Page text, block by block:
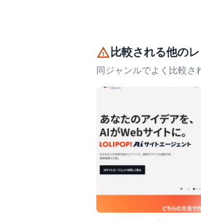
比較される他の
同ジャンルでよく比較さ